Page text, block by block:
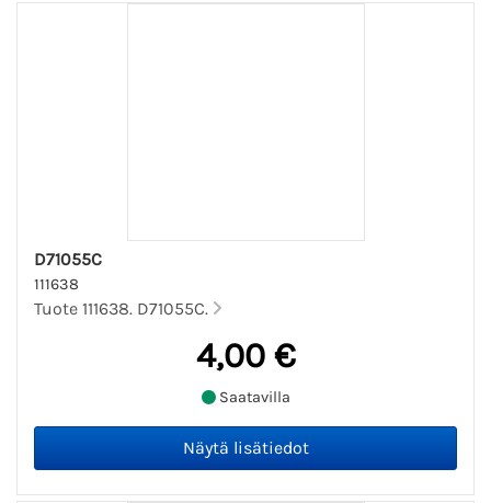
D71055C
111638
Tuote 111638. D71055C.
4,00 €
Saatavilla